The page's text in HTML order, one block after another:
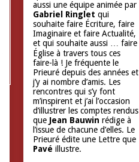
aussi une équipe animée par
Gabriel Ringlet qui
souhaite faire Écriture, faire
Imaginaire et faire Actualité,
et qui souhaite aussi … faire
Église à travers tous ces
faire-là ! Je fréquente le
Prieuré depuis des années et
j’y ai nombre d’amis. Les
rencontres qui s’y font
m’inspirent et j’ai l’occasion
d’illustrer les comptes rendus
que Jean Bauwin rédige à
l’issue de chacune d’elles. Le
Prieuré édite une Lettre que
Pavé illustre.